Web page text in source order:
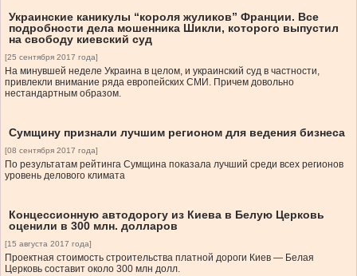
Украинские каникулы “короля жуликов” Франции. Все
подробности дела мошенника Шикли, которого выпустил
на свободу киевский суд
[25 сентября 2017 года]
На минувшей неделе Украина в целом, и украинский суд в частности,
привлекли внимание ряда европейских СМИ. Причем довольно
нестандартным образом.
Сумщину признали лучшим регионом для ведения бизнеса
[08 сентября 2017 года]
По результатам рейтинга Сумщина показала лучший среди всех регионов
уровень делового климата
Концессионную автодорогу из Киева в Белую Церковь
оценили в 300 млн. долларов
[15 августа 2017 года]
Проектная стоимость строительства платной дороги Киев — Белая
Церковь составит около 300 млн долл.